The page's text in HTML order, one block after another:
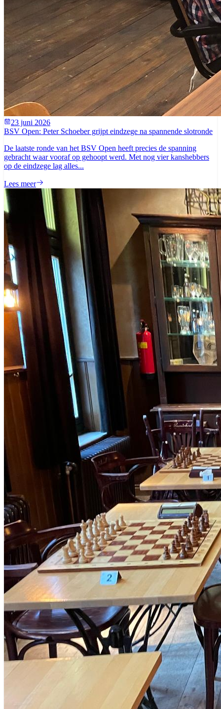
23 juni 2026
BSV Open: Peter Schoeber grijpt eindzege na spannende slotronde
De laatste ronde van het BSV Open heeft precies de spanning
gebracht waar vooraf op gehoopt werd. Met nog vier kanshebbers
op de eindzege lag alles...
Lees meer